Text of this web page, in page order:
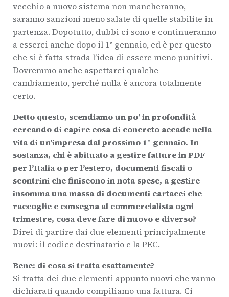
vecchio a nuovo sistema non mancheranno,
saranno sanzioni meno salate di quelle stabilite in
partenza. Dopotutto, dubbi ci sono e continueranno
a esserci anche dopo il 1° gennaio, ed è per questo
che si è fatta strada l’idea di essere meno punitivi.
Dovremmo anche aspettarci qualche
cambiamento, perché nulla è ancora totalmente
certo.
Detto questo, scendiamo un po’ in profondità
cercando di capire cosa di concreto accade nella
vita di un’impresa dal prossimo 1° gennaio. In
sostanza, chi è abituato a gestire fatture in PDF
per l’Italia o per l’estero, documenti fiscali o
scontrini che finiscono in nota spese, a gestire
insomma una massa di documenti cartacei che
raccoglie e consegna al commercialista ogni
trimestre, cosa deve fare di nuovo e diverso?
Direi di partire dai due elementi principalmente
nuovi: il codice destinatario e la PEC.
Bene: di cosa si tratta esattamente?
Si tratta dei due elementi appunto nuovi che vanno
dichiarati quando compiliamo una fattura. Ci